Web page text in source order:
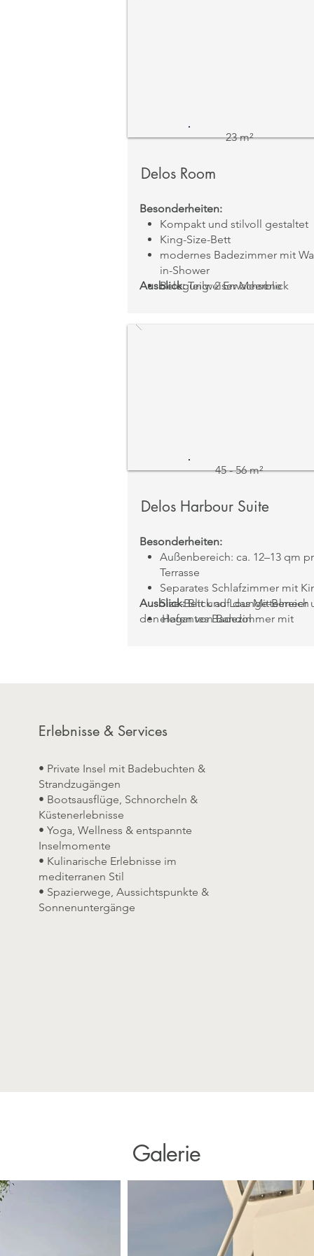
23 m²
Delos Room
Besonderheiten:
Kompakt und stilvoll gestaltet
King-Size-Bett
modernes Badezimmer mit
in-Shower
Belegung: 2 Erwachsene
Ausblick:Teilweiser Meerblick
45 - 56 m²
Delos Harbour Suite
Besonderheiten:
Außenbereich: ca. 12–13 qm
Terrasse
Separates Schlafzimmer mit
Size-Bett und Lounge-Bereich
elegantes Badezimmer mit
Ausblick:Blick auf das Mittelmeer
den Hafen von Bandol
Erlebnisse & Services
• Private Insel mit Badebuchten &
Strandzugängen
• Bootsausflüge, Schnorcheln &
Küstenerlebnisse
• Yoga, Wellness & entspannte
Inselmomente
• Kulinarische Erlebnisse im
mediterranen Stil
• Spazierwege, Aussichtspunkte &
Sonnenuntergänge
Galerie